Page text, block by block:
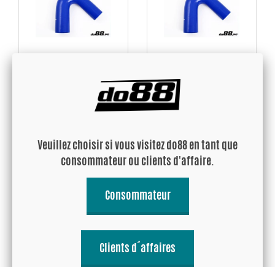
Acheter! Acheter!
Veuillez choisir si vous visitez do88 en tant que
consommateur ou clients d'affaire.
Consommateur
Clients d´affaires